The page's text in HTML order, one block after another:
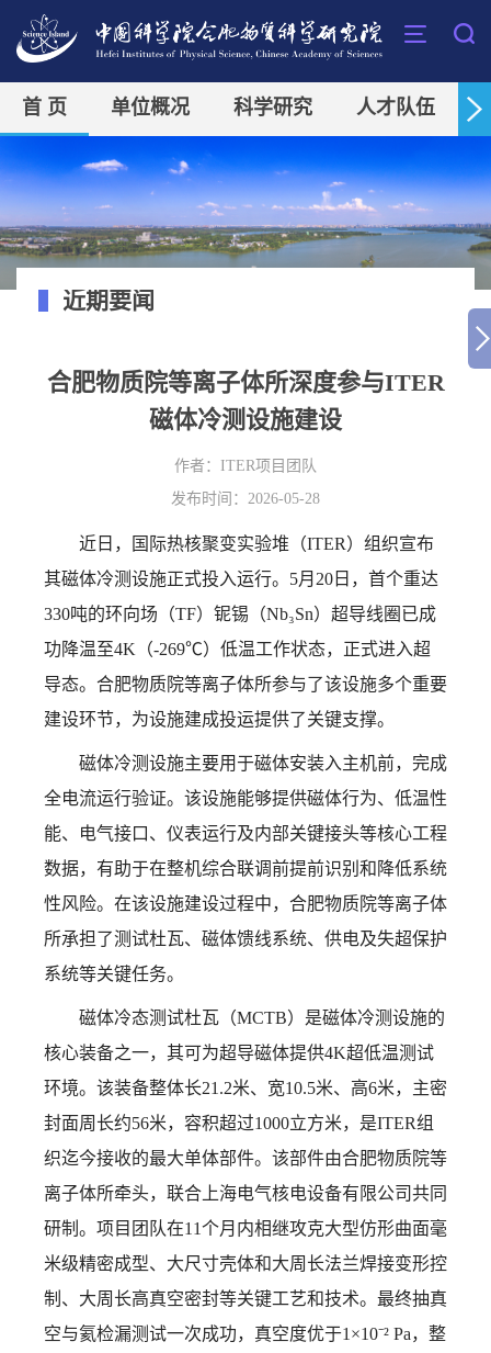
首 页 单位概况 科学研究 人才队伍
近期要闻
合肥物质院等离子体所深度参与ITER
磁体冷测设施建设
作者： ITER项目团队
发布时间：2026-05-28
近日，国际热核聚变实验堆（ITER）组织宣布
其磁体冷测设施正式投入运行。5月20日，首个重达
330吨的环向场（TF）铌锡（Nb₃Sn）超导线圈已成
功降温至4K（-269℃）低温工作状态，正式进入超
导态。合肥物质院等离子体所参与了该设施多个重要
建设环节，为设施建成投运提供了关键支撑。
磁体冷测设施主要用于磁体安装入主机前，完成
全电流运行验证。该设施能够提供磁体行为、低温性
能、电气接口、仪表运行及内部关键接头等核心工程
数据，有助于在整机综合联调前提前识别和降低系统
性风险。 在该设施建设过程中，合肥物质院等离子体
所承担了测试杜瓦、磁体馈线系统、供电及失超保护
系统等关键任务。
磁体冷态测试杜瓦（MCTB）是磁体冷测设施的
核心装备之一，其可为超导磁体提供4K超低温测试
环境。该装备整体长21.2米、宽10.5米、高6米，主密
封面周长约56米，容积超过1000立方米，是ITER组
织迄今接收的最大单体部件。该部件由合肥物质院等
离子体所牵头，联合上海电气核电设备有限公司共同
研制。项目团队在11个月内相继攻克大型仿形曲面毫
米级精密成型、大尺寸壳体和大周长法兰焊接变形控
制、大周长高真空密封等关键工艺和技术。最终抽真
空与氦检漏测试一次成功，真空度优于1×10⁻² Pa，整